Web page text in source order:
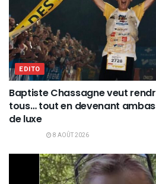
EDITO
Baptiste Chassagne veut
tous… tout en devenant
de luxe
8 AOÛT 2026